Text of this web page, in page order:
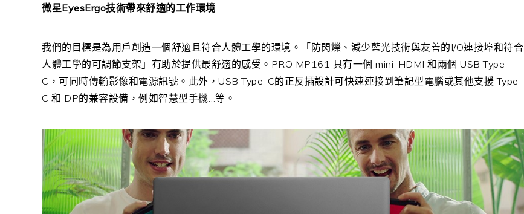
微星EyesErgo技術帶來舒適的工作環境
我們的目標是為用戶創造一個舒適且符合人體工學的環境。「防閃爍、減少藍光技術與友善的I/O連接埠和符合
人體工學的可調節支架」有助於提供最舒適的感受。 PRO MP161 具有一個 mini-HDMI 和兩個 USB Type-
C ，可同時傳輸影像和電源訊號。此外， USB Type-C的正反插設計可快速連接到筆記型電腦或其他支援 Type-
C 和 DP的兼容設備，例如智慧型手機…等。